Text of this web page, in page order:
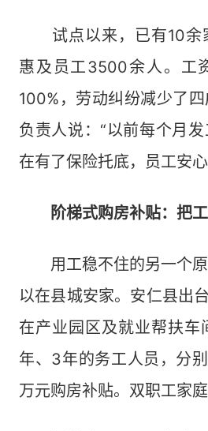
试点以来，已有10余
惠及员工3500余人。工
100%，劳动纠纷减少了
负责人说：“以前每个月
在有了保险托底，员工安
阶梯式购房补贴：把
用工稳不住的另一个原
以在县城安家。安仁县出
在产业园区及就业帮扶车
年、3年的务工人员，分
万元购房补贴。双职工家